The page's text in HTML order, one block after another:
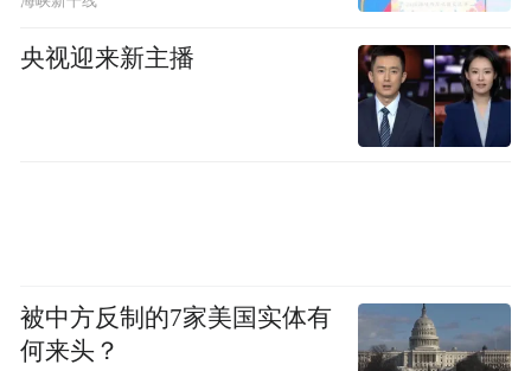
“特别声明：以上作品内容(包括在内的视频、图片或音
频)为凤凰网旗下自媒体平台“大风号”用户上传并发
布，本平台仅提供信息存储空间服务。
Notice: The content above (including the videos,
央视迎来新主播
被中方反制的7家美国实体有
何来头？